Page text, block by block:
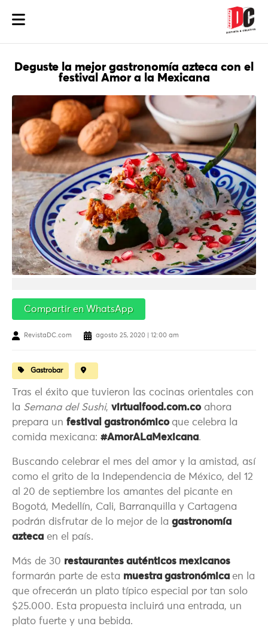
Deguste la mejor gastronomía azteca con el
festival Amor a la Mexicana
Compartir en WhatsApp
RevistaDC.com agosto 25, 2020 | 12:00 am
Gastrobar
Tras el éxito que tuvieron las cocinas orientales con
la Semana del Sushi, virtualfood.com.coahora
prepara un festival gastronómicoque celebra la
comida mexicana: #AmorALaMexicana.
Buscando celebrar el mes del amor y la amistad, así
como el grito de la Independencia de México, del 12
al 20 de septiembre los amantes del picante en
Bogotá, Medellín, Cali, Barranquilla y Cartagena
podrán disfrutar de lo mejor de la gastronomía
azteca en el país.
Más de 30 restaurantes auténticos mexicanos
formarán parte de esta muestra gastronómica en la
que ofrecerán un plato típico especial por tan solo
$25.000. Esta propuesta incluirá una entrada, un
plato fuerte y una bebida.